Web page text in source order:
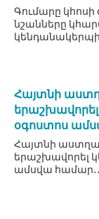
Գումարը
նշանները
Հայտնի
օգոստոս
Հայտնի
երաշխավորել
ամսվա